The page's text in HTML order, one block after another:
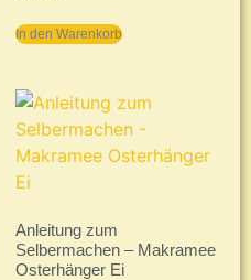
In den Warenkorb
Anleitung zum
Selbermachen – Makramee
Osterhänger Ei